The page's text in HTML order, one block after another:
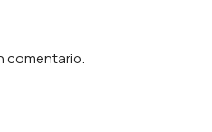
comentario.